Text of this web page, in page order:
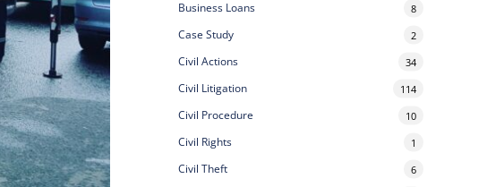
Business Loans 8
Case Study 2
Civil Actions 34
Civil Litigation 114
Civil Procedure 10
Civil Rights 1
Civil Theft 6